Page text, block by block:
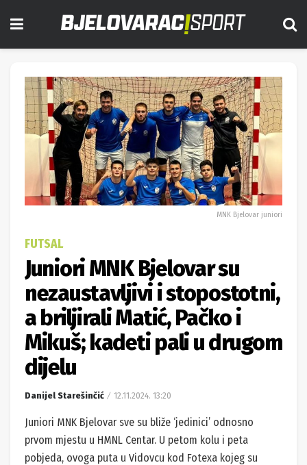
MNK Bjelovar juniori
FUTSAL
Juniori MNK Bjelovar su
nezaustavljivi i stopostotni,
a briljirali Matić, Pačko i
Mikuš; kadeti pali u drugom
dijelu
Danijel Starešinčić 12.11.2024. 13:20
Juniori MNK Bjelovar sve su bliže ‘jedinici’ odnosno
prvom mjestu u HMNL Centar. U petom kolu i peta
pobjeda, ovoga puta u Vidovcu kod Fotexa kojeg su